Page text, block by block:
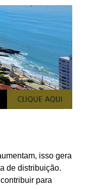
isso gera
de distribuição.
para